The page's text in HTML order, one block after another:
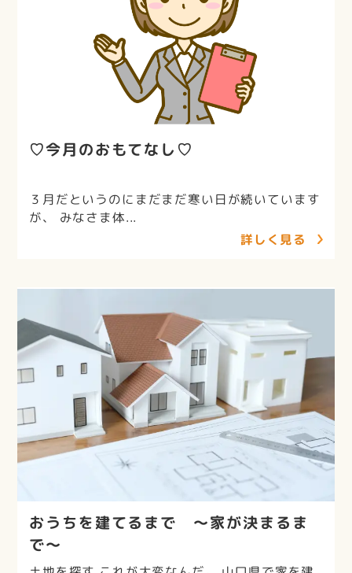
♡今月のおもてなし♡
３月だというのにまだまだ寒い日が続いています
が、 みなさま体...
詳しく見る
おうちを建てるまで ～家が決まるま
で～